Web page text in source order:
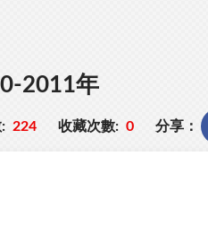
2011年
224 收藏次數: 0 分享：